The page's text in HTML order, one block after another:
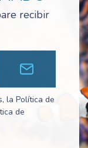
recibir
la Política de
de